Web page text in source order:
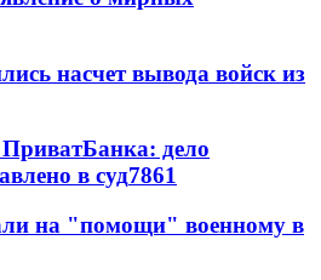
насчет вывода войск из
ПриватБанка: дело
в суд7861
на "помощи" военному в